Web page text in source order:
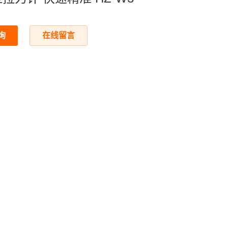
在线留言